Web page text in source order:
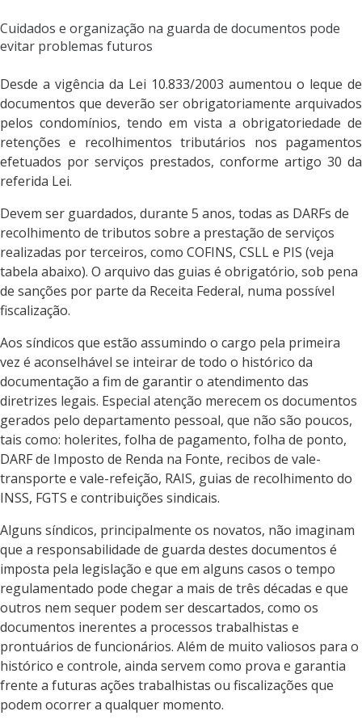
Cuidados e organização na guarda de documentos pode
evitar problemas futuros
Desde a vigência da Lei 10.833/2003 aumentou o leque de
documentos que deverão ser obrigatoriamente arquivados
pelos condomínios, tendo em vista a obrigatoriedade de
retenções e recolhimentos tributários nos pagamentos
efetuados por serviços prestados, conforme artigo 30 da
referida Lei.
Devem ser guardados, durante 5 anos, todas as DARFs de
recolhimento de tributos sobre a prestação de serviços
realizadas por terceiros, como COFINS, CSLL e PIS (veja
tabela abaixo). O arquivo das guias é obrigatório, sob pena
de sanções por parte da Receita Federal, numa possível
fiscalização.
Aos síndicos que estão assumindo o cargo pela primeira
vez é aconselhável se inteirar de todo o histórico da
documentação a fim de garantir o atendimento das
diretrizes legais. Especial atenção merecem os documentos
gerados pelo departamento pessoal, que não são poucos,
tais como: holerites, folha de pagamento, folha de ponto,
DARF de Imposto de Renda na Fonte, recibos de vale-
transporte e vale-refeição, RAIS, guias de recolhimento do
INSS, FGTS e contribuições sindicais.
Alguns síndicos, principalmente os novatos, não imaginam
que a responsabilidade de guarda destes documentos é
imposta pela legislação e que em alguns casos o tempo
regulamentado pode chegar a mais de três décadas e que
outros nem sequer podem ser descartados, como os
documentos inerentes a processos trabalhistas e
prontuários de funcionários. Além de muito valiosos para o
histórico e controle, ainda servem como prova e garantia
frente a futuras ações trabalhistas ou fiscalizações que
podem ocorrer a qualquer momento.